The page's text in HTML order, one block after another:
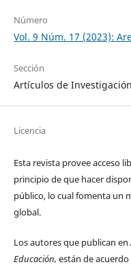
Número
Vol. 9 Núm. 17 (2023):
Sección
Artículos de Investigación
Licencia
Esta revista provee acceso
principio de que hacer
público, lo cual fomenta un
global.
Los autores que publican en
Educación, están de